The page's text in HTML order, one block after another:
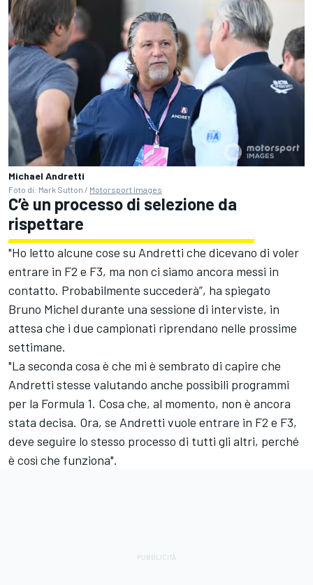
Michael Andretti
Foto di: Mark Sutton / Motorsport Images
C’è un processo di selezione da
rispettare
"Ho letto alcune cose su Andretti che dicevano di voler
entrare in F2 e F3, ma non ci siamo ancora messi in
contatto. Probabilmente succederà”, ha spiegato
Bruno Michel durante una sessione di interviste, in
attesa che i due campionati riprendano nelle prossime
settimane.
"La seconda cosa è che mi è sembrato di capire che
Andretti stesse valutando anche possibili programmi
per la Formula 1. Cosa che, al momento, non è ancora
stata decisa. Ora, se Andretti vuole entrare in F2 e F3,
deve seguire lo stesso processo di tutti gli altri, perché
è così che funziona".